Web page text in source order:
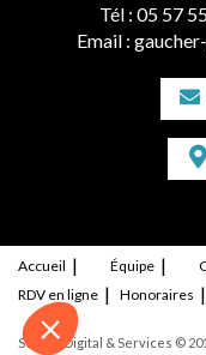
Tél : 05 57
Email :
Accueil Équipe
RDV en ligne
Honoraires
Septeo Digital & Services ©